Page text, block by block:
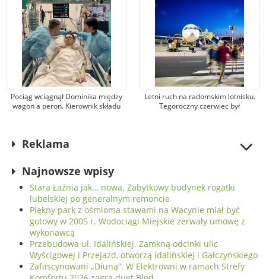
Pociąg wciągnął Dominika między
wagon a peron. Kierownik składu
Letni ruch na radomskim lotnisku.
Tegoroczny czerwiec był
Reklama
Najnowsze wpisy
Stara Łaźnia jak… nowa. Zabytkowy budynek rogatki
lubelskiej po generalnym remoncie
Piękny park z ośmioma stawami na Wacynie miał być
gotowy w 2005 r. Wodociągi Miejskie zerwały umowę z
wykonawcą
Przebudowa ul. Idalińskiej. Zamkną odcinki ulic
Wyścigowej i Przejazd, otworzą Idalińskiej i Gałczyńskiego
Zafascynowani „Diuną”. W Elektrowni w ramach Strefy